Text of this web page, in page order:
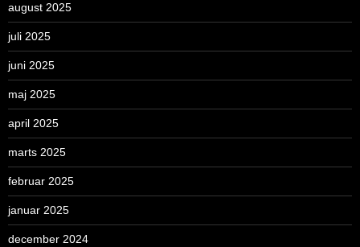
august 2025
juli 2025
juni 2025
maj 2025
april 2025
marts 2025
februar 2025
januar 2025
december 2024